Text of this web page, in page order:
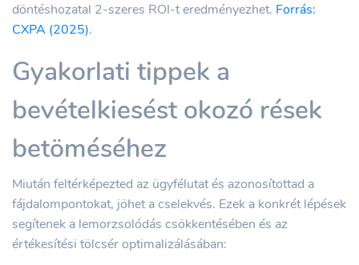
döntéshozatal 2-szeres ROI-t eredményezhet. Forrás:
CXPA (2025).
Gyakorlati tippek a
bevételkiesést okozó rések
betöméséhez
Miután feltérképezted az ügyfélutat és azonosítottad a
fájdalompontokat, jöhet a cselekvés. Ezek a konkrét lépések
segítenek a lemorzsolódás csökkentésében és az
értékesítési tölcsér optimalizálásában: